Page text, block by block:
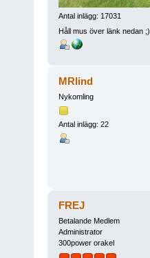
Antal inlägg: 17031
Håll mus över länk nedan ;)
MRlind
Nykomling
Antal inlägg: 22
FREJ
Betalande Medlem
Administrator
300power orakel